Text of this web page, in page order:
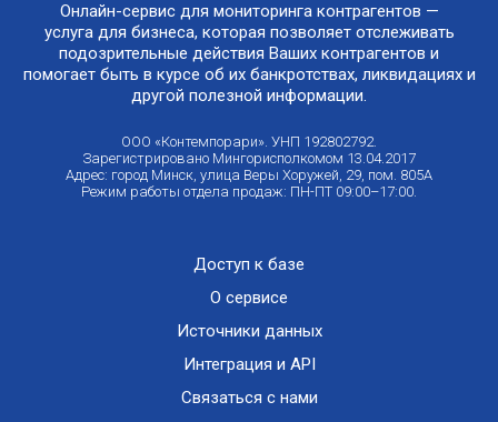
Онлайн-сервис для мониторинга контрагентов —
услуга для бизнеса, которая позволяет отслеживать
подозрительные действия Ваших контрагентов и
помогает быть в курсе об их банкротствах, ликвидациях и
другой полезной информации.
ООО «Контемпорари». УНП 192802792.
Зарегистрировано Мингорисполкомом 13.04.2017
Адрес: город Минск, улица Веры Хоружей, 29, пом. 805А
Режим работы отдела продаж: ПН-ПТ 09:00–17:00.
Доступ к базе
О сервисе
Источники данных
Интеграция и API
Связаться с нами